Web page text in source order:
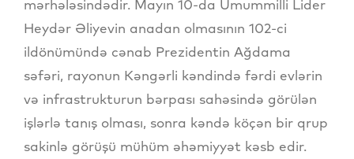
mərhələsindədir. Mayın 10-da Ümummilli Lider
Heydər Əliyevin anadan olmasının 102-ci
ildönümündə cənab Prezidentin Ağdama
səfəri, rayonun Kəngərli kəndində fərdi evlərin
və infrastrukturun bərpası sahəsində görülən
işlərlə tanış olması, sonra kəndə köçən bir qrup
sakinlə görüşü mühüm əhəmiyyət kəsb edir.